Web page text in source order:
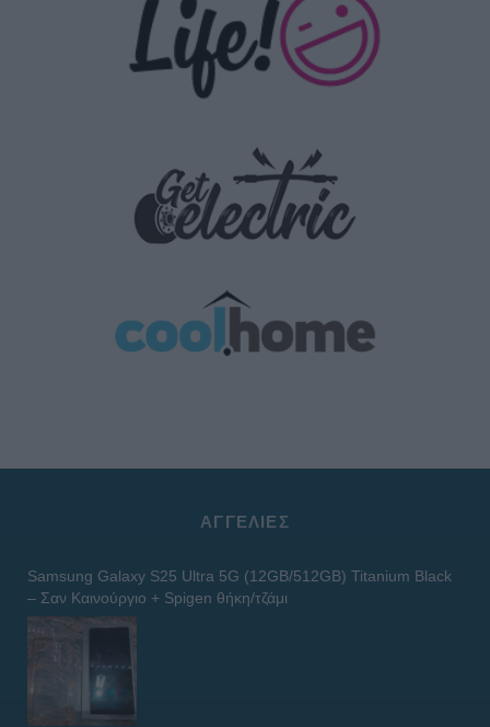
ΑΓΓΕΛΊΕΣ
Samsung Galaxy S25 Ultra 5G (12GB/512GB) Titanium Black
– Σαν Καινούργιο + Spigen θήκη/τζάμι